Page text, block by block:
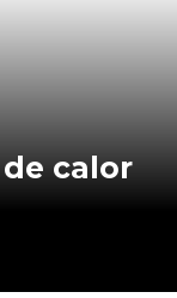
calor